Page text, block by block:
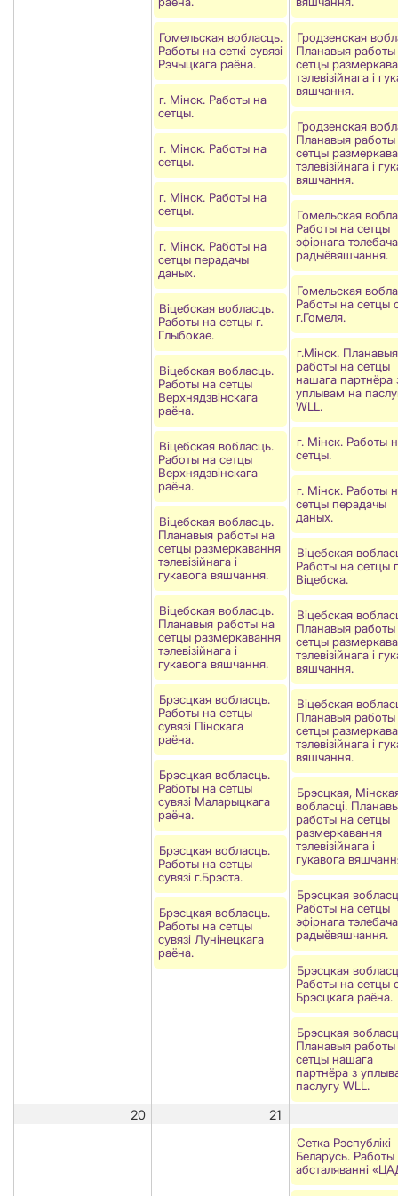
Гомельская вобласць.
Работы на сеткі сувязі
Рэчыцкага раёна.
г. Мінск. Работы на
сетцы.
г. Мінск. Работы на
сетцы.
г. Мінск. Работы на
сетцы.
г. Мінск. Работы на
сетцы перадачы
даных.
Віцебская вобласць.
Работы на сетцы г.
Глыбокае.
Віцебская вобласць.
Работы на сетцы
Верхнядзвінскага
раёна.
Віцебская вобласць.
Работы на сетцы
Верхнядзвінскага
раёна.
Віцебская вобласць.
Планавыя работы на
сетцы размеркавання
тэлевізійнага і
гукавога вяшчання.
Віцебская вобласць.
Планавыя работы на
сетцы размеркавання
тэлевізійнага і
гукавога вяшчання.
Брэсцкая вобласць.
Работы на сетцы
сувязі Пiнскага
раёна.
Брэсцкая вобласць.
Работы на сетцы
сувязі Маларыцкага
раёна.
Брэсцкая вобласць.
Работы на сетцы
сувязі г.Брэста.
Брэсцкая вобласць.
Работы на сетцы
сувязi Лунiнецкага
раёна.
Гродзенская
Планавыя работы
сетцы
тэлевізійнага і
вяшчання.
Гродзенская
Планавыя работы
сетцы
тэлевізійнага і
вяшчання.
Гомельская
Работы на сетцы
эфірнага
радыёвяшчання.
Гомельская
Работы на сетцы
г.Гомеля.
г.Мінск. Планавыя
работы на сетцы
нашага партнёра
уплывам на
WLL.
г. Мінск. Работы
сетцы.
г. Мінск. Работы
сетцы перадачы
даных.
Віцебская
Работы на сетцы
Віцебска.
Віцебская
Планавыя работы
сетцы
тэлевізійнага і
вяшчання.
Віцебская
Планавыя работы
сетцы
тэлевізійнага і
вяшчання.
Брэсцкая,
вобласці.
работы на сетцы
размеркавання
тэлевізійнага і
гукавога
Брэсцкая
Работы на сетцы
эфірнага
радыёвяшчання.
Брэсцкая
Работы на сетцы
Брэсцкага раёна.
Брэсцкая
Планавыя работы
сетцы нашага
партнёра з
паслугу WLL.
20 21
Сетка Рэспублікі
Беларусь. Работы
абсталяваннi